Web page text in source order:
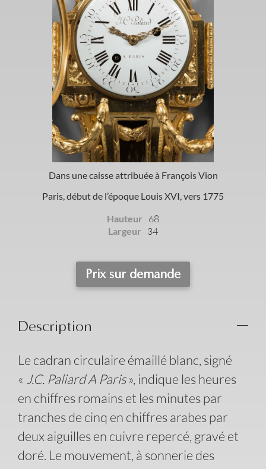
Dans une caisse attribuée à François Vion
Paris, début de l’époque Louis XVI, vers 1775
Hauteur 68
Largeur 34
Prix sur demande
Description
Le cadran circulaire émaillé blanc, signé
« J.C. Paliard A Paris», indique les heures
en chiffres romains et les minutes par
tranches de cinq en chiffres arabes par
deux aiguilles en cuivre repercé, gravé et
doré. Le mouvement, à sonnerie des